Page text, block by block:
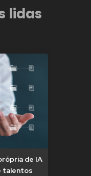
lidas
de IA
talentos